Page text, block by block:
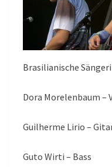
Brasilianische
Dora Morelenbaum –
Guilherme Lirio –
Guto Wirti – Bass